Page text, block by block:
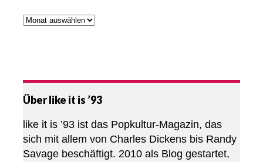
Über like it is ’93
like it is ’93 ist das Popkultur-Magazin, das
sich mit allem von Charles Dickens bis Randy
Savage beschäftigt. 2010 als Blog gestartet,